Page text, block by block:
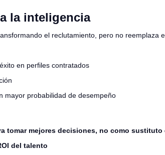
la inteligencia
el reclutamiento, pero no reemplaza
en perfiles contratados
mayor probabilidad de desempeño
tomar mejores decisiones, no como sustituto
del talento